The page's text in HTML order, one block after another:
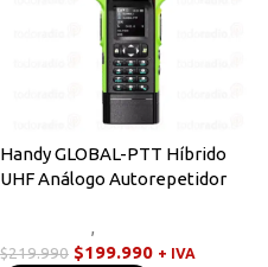
Handy GLOBAL-PTT Híbrido
UHF Análogo Autorepetidor
,
$219.990 $199.990 + IVA